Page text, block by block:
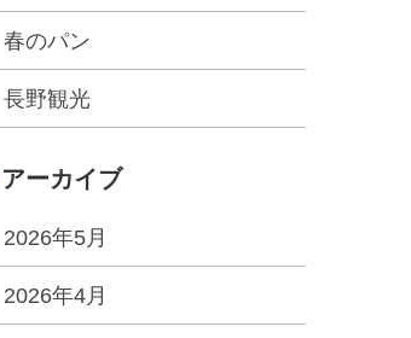
春のパン
長野観光
アーカイブ
2026年5月
2026年4月